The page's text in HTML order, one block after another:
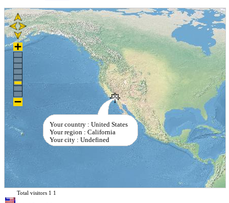
Your country : United States
Your region : California
Your city : Undefined
Total visitors 1 1